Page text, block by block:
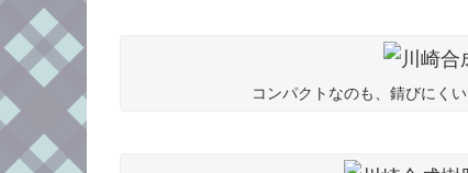
コンパクトなのも、錆びにく